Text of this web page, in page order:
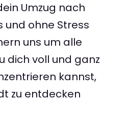
Umzug nach
und ohne Stress
uns um alle
dich voll und ganz
kannst,
zu entdecken